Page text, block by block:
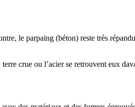
le parpaing (béton) reste très
crue ou l’acier se retrouvent eux